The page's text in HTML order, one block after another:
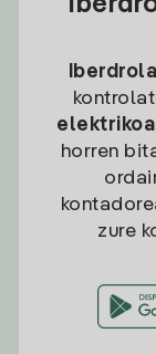
elektrikoa
horren
zure